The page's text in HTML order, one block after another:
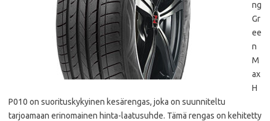
ng
Gr
ee
n
M
ax
H
P010 on suorituskykyinen kesärengas, joka on suunniteltu
tarjoamaan erinomainen hinta-laatusuhde. Tämä rengas on kehitetty